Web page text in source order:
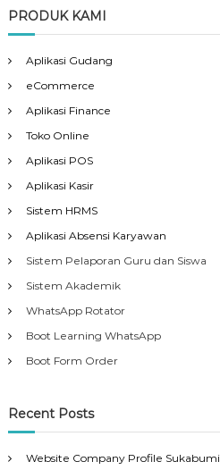
PRODUK KAMI
Aplikasi Gudang
eCommerce
Aplikasi Finance
Toko Online
Aplikasi POS
Aplikasi Kasir
Sistem HRMS
Aplikasi Absensi Karyawan
Sistem Pelaporan Guru dan Siswa
Sistem Akademik
WhatsApp Rotator
Boot Learning WhatsApp
Boot Form Order
Recent Posts
Website Company Profile Sukabumi